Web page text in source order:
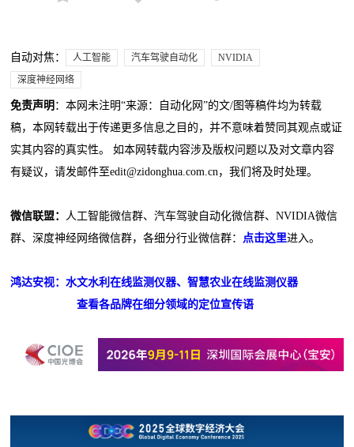
自动对焦： 人工智能 汽车驾驶自动化
NVIDIA
深度神经网络
免责声明 ：本网未注明“来源：自动化网”的文/图等稿件均为转载
稿，本网转载出于传递更多信息之目的，并不意味着赞同其观点或证
实其内容的真实性。 如本网转载内容涉及版权问题以及对文章内容
有疑议，请发邮件至edit@zidonghua.com.cn，我们将及时处理。
微信联盟： 人工智能微信群、汽车驾驶自动化微信群、NVIDIA微信
群、深度神经网络微信群，各细分行业微信群： 点击这里进入。
鸿达安视：水文水利在线监测仪器、智慧农业在线监测仪器
查看各品牌在细分领域的定位宣传语